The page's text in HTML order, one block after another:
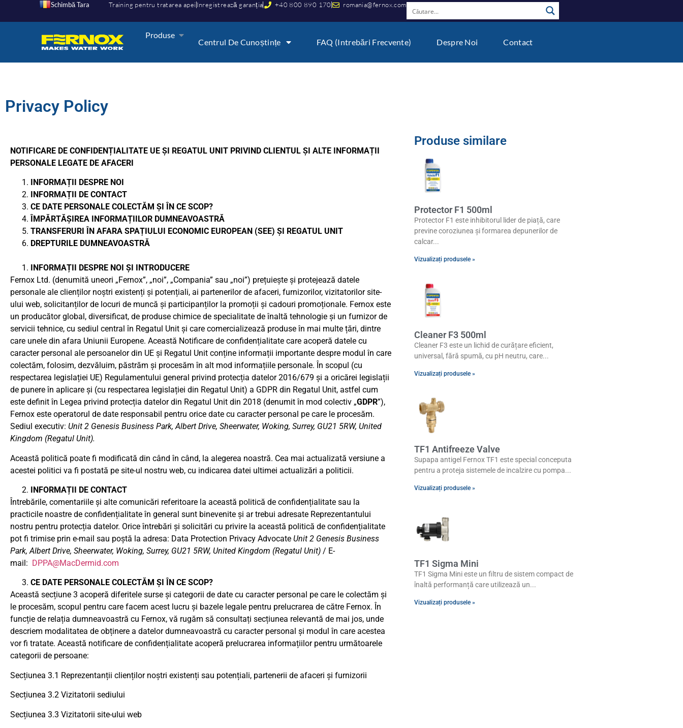
Schimbă Tara Training pentru tratarea apei Inregistrează garanția +40 800 890 170 romania@fernox.com
Produse
Centrul De Cunoștințe FAQ (Intrebări Frecvente) Despre Noi Contact
Privacy Policy
NOTIFICARE DE CONFIDENȚIALITATE UE ȘI REGATUL UNIT PRIVIND CLIENTUL ȘI ALTE INFORMAȚII
PERSONALE LEGATE DE AFACERI
INFORMAȚII DESPRE NOI
INFORMAȚII DE CONTACT
CE DATE PERSONALE COLECTĂM ȘI ÎN CE SCOP?
ÎMPĂRTĂȘIREA INFORMAȚIILOR DUMNEAVOASTRĂ
TRANSFERURI ÎN AFARA SPAȚIULUI ECONOMIC EUROPEAN (SEE) ȘI REGATUL UNIT
DREPTURILE DUMNEAVOASTRĂ
INFORMAȚII DESPRE NOI ȘI INTRODUCERE
Fernox Ltd. (denumită uneori „Fernox”, „noi”, „Compania” sau „noi”) prețuiește și protejează datele
personale ale clienților noștri existenți și potențiali, ai partenerilor de afaceri, furnizorilor, vizitatorilor site-
ului web, solicitanților de locuri de muncă și participanților la promoții și cadouri promoționale. Fernox este
un producător global, diversificat, de produse chimice de specialitate de înaltă tehnologie și un furnizor de
servicii tehnice, cu sediul central în Regatul Unit și care comercializează produse în mai multe țări, dintre
care unele din afara Uniunii Europene. Această Notificare de confidențialitate care acoperă datele cu
caracter personal ale persoanelor din UE și Regatul Unit conține informații importante despre modul în care
colectăm, folosim, dezvăluim, păstrăm și procesăm în alt mod informațiile personale. În scopul (cu
respectarea legislației UE) Regulamentului general privind protecția datelor 2016/679 și a oricărei legislații
de punere în aplicare și (cu respectarea legislației din Regatul Unit) a GDPR din Regatul Unit, astfel cum
este definit în Legea privind protecția datelor din Regatul Unit din 2018 (denumit în mod colectiv „GDPR”),
Fernox este operatorul de date responsabil pentru orice date cu caracter personal pe care le procesăm.
Sediul executiv: Unit 2 Genesis Business Park, Albert Drive, Sheerwater, Woking, Surrey, GU21 5RW, United
Kingdom (Regatul Unit).
Această politică poate fi modificată din când în când, la alegerea noastră. Cea mai actualizată versiune a
acestei politici va fi postată pe site-ul nostru web, cu indicarea datei ultimei actualizări a politicii.
INFORMAȚII DE CONTACT
Întrebările, comentariile și alte comunicări referitoare la această politică de confidențialitate sau la
practicile noastre de confidențialitate în general sunt binevenite și ar trebui adresate Reprezentantului
nostru pentru protecția datelor. Orice întrebări și solicitări cu privire la această politică de confidențialitate
pot fi trimise prin e-mail sau poștă la adresa: Data Protection Privacy Advocate Unit 2 Genesis Business
Park, Albert Drive, Sheerwater, Woking, Surrey, GU21 5RW, United Kingdom (Regatul Unit) / E-
mail: DPPA@MacDermid.com
CE DATE PERSONALE COLECTĂM ȘI ÎN CE SCOP?
Această secțiune 3 acoperă diferitele surse și categorii de date cu caracter personal pe care le colectăm și
le procesăm, scopul pentru care facem acest lucru și bazele legale pentru prelucrarea de către Fernox. În
funcție de relația dumneavoastră cu Fernox, vă rugăm să consultați secțiunea relevantă de mai jos, unde
descriem modalitatea de obținere a datelor dumneavoastră cu caracter personal și modul în care acestea
vor fi tratate. Această notificare de confidențialitate acoperă prelucrarea informațiilor pentru următoarele
categorii de persoane:
Secțiunea 3.1 Reprezentanții clienților noștri existenți sau potențiali, partenerii de afaceri și furnizorii
Secțiunea 3.2 Vizitatorii sediului
Secțiunea 3.3 Vizitatorii site-ului web
Produse similare
Protector F1 500ml
Protector F1 este inhibitorul lider de piață, care
previne coroziunea și formarea depunerilor de
calcar
Vizualizați produsele »
Cleaner F3 500ml
Cleaner F3 este un lichid de curățare eficient,
universal, fără spumă, cu pH neutru, care
Vizualizați produsele »
TF1 Antifreeze Valve
Supapa antigel Fernox TF1 este special conceputa
pentru a proteja sistemele de incalzire cu pompa
Vizualizați produsele »
TF1 Sigma Mini
TF1 Sigma Mini este un filtru de sistem compact de
înaltă performanță care utilizează un
Vizualizați produsele »